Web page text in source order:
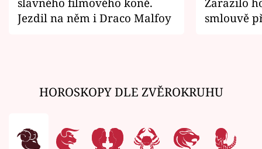
Jezdil na něm i Draco Malfoy
smlouvě
HOROSKOPY DLE ZVĚROKRUHU